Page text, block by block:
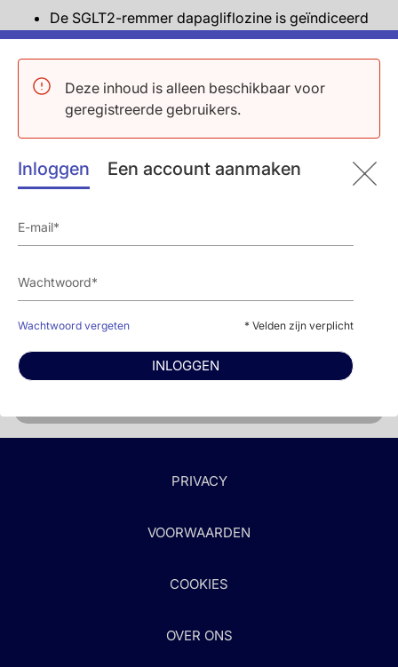
Deze inhoud is alleen beschikbaar voor
geregistreerde gebruikers.
Inloggen Een account aanmaken
Wachtwoord vergeten * Velden zijn verplicht
INLOGGEN
De SGLT2-remmer dapagliflozine is geïndiceerd
voor de behandeling van T2DM, HFrEF en
chronische nierschade (CNS). Nog niet alle
zorgverzekeraar. Er is een online
vergoedingswijzer beschikbaar voor
dapagliflozine. Met maximaal 5 korte vragen geeft
patiënt in aanmerking komt voor vergoeding van
dapagliflozine en of er een artsenverklaring nodig
De SGLT2-remmer empagliflozine is geïndiceerd
vergoedingswijzer beschikbaar voor
BEKIJK DE VERGOEDINGSWIJZER VOOR
PRIVACY
VOORWAARDEN
COOKIES
OVER ONS